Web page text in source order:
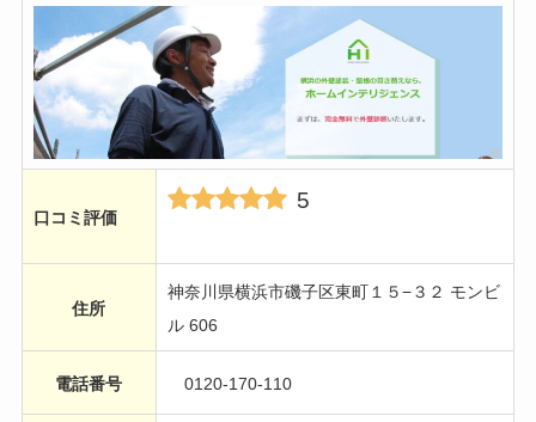
口コミ評価
5
住所
神奈川県横浜市磯子区東町１５−３２ モンビ
ル 606
電話番号 0120-170-110